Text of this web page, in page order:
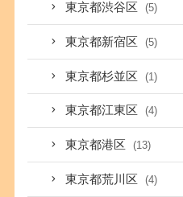
東京都渋谷区 (5)
東京都新宿区 (5)
東京都杉並区 (1)
東京都江東区 (4)
東京都港区 (13)
東京都荒川区 (4)